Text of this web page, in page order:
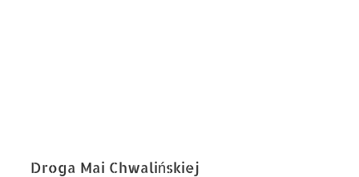
Droga Mai Chwalińskiej